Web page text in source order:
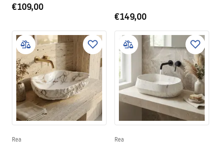
€109,00
€149,00
Rea Rea